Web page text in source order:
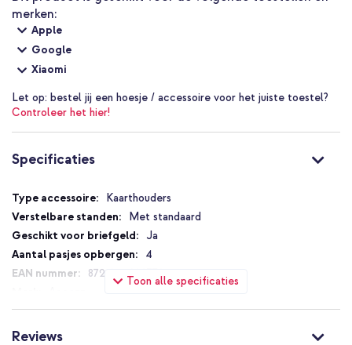
Kies voor slim gemak, extra zekerheid en een luxe uitstraling met
raak je wallet nooit meer kwijt.
merken:
Apple
Google
Xiaomi
Let op: bestel jij een hoesje / accessoire voor het juiste toestel?
Controleer het hier!
Specificaties
Toon alle specificaties
Specificaties
Kaarthouders
Met standaard
Ja
4
8721064082772
SH00072747
Reviews